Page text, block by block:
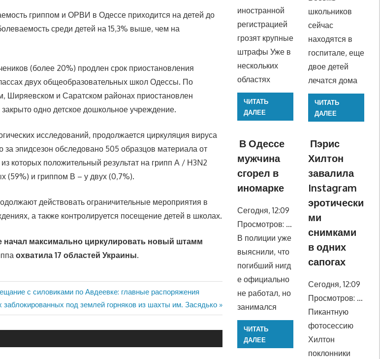
гриппом и ОРВИ в Одессе приходится на детей до
среди детей на 15,3% выше, чем на
(более 20%) продлен срок приостановления
двух общеобразовательных школ Одессы. По
Ширяевском и Саратском районах приостановлен
одно детское дошкольное учреждение.
исследований, продолжается циркуляция вируса
эпидсезон обследовано 505 образцов материала от
которых положительный результат на грипп А / Н3N2
(59%) и гриппом В – у двух (0,7%).
действовать ограничительные мероприятия в
а также контролируется посещение детей в школах.
начал максимально циркулировать новый штамм
охватила 17 областей Украины.
с силовиками по Авдеевке: главные распоряжения
заблокированных под землей горняков из шахты им. Засядько
иностранной
регистрацией
грозят крупные
штрафы Уже в
нескольких
областях
ЧИТАТЬ
ДАЛЕЕ
школьников
сейчас
находятся в
госпитале, еще
двое детей
лечатся дома
ЧИТАТЬ
ДАЛЕЕ
В Одессе
мужчина
сгорел в
иномарке
Сегодня, 12:09
Просмотров: …
В полиции уже
выяснили, что
погибший нигд
е официально
не работал, но
занимался
ЧИТАТЬ
ДАЛЕЕ
Пэрис
Хилтон
завалила
Instagram
эротически
ми
снимками
в одних
сапогах
Сегодня, 12:09
Просмотров: …
Пикантную
фотосессию
Хилтон
поклонники